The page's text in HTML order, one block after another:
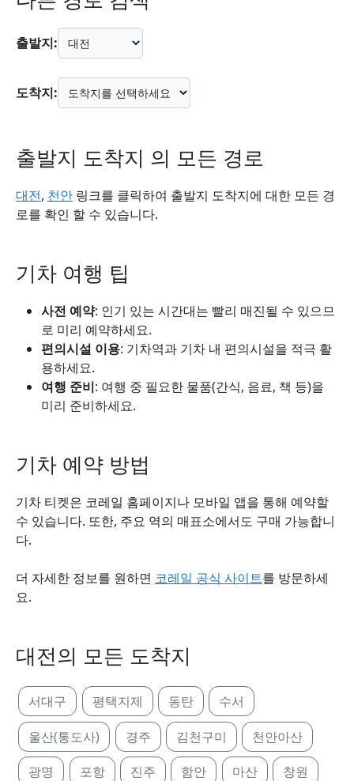
출발지:
도착지:
출발지 도착지 의 모든 경로
대전, 천안 링크를 클릭하여 출발지 도착지에 대한 모든 경
로를 확인 할 수 있습니다.
기차 여행 팁
사전 예약: 인기 있는 시간대는 빨리 매진될 수 있으므
로 미리 예약하세요.
편의시설 이용: 기차역과 기차 내 편의시설을 적극 활
용하세요.
여행 준비: 여행 중 필요한 물품(간식, 음료, 책 등)을
미리 준비하세요.
기차 예약 방법
기차 티켓은 코레일 홈페이지나 모바일 앱을 통해 예약할
수 있습니다. 또한, 주요 역의 매표소에서도 구매 가능합니
다.
더 자세한 정보를 원하면 코레일 공식 사이트를 방문하세
요.
대전의 모든 도착지
서대구 평택지제 동탄 수서
울산(통도사) 경주 김천구미 천안아산
광명 포항 진주 함안 마산 창원